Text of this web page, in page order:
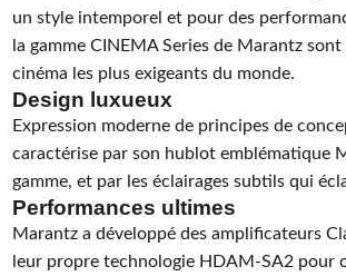
un style intemporel et pour des
la gamme CINEMA Series de Marantz
cinéma les plus exigeants du monde.
Design luxueux
Expression moderne de principes de
caractérise par son hublot emblématique
gamme, et par les éclairages subtils qui
Performances ultimes
Marantz a développé des amplificateurs
leur propre technologie HDAM-SA2 pour